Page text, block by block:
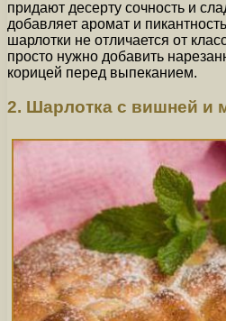
придают десерту сочность и
добавляет аромат и
шарлотки не отличается от
просто нужно добавить
корицей перед выпеканием.
2. Шарлотка с вишней и